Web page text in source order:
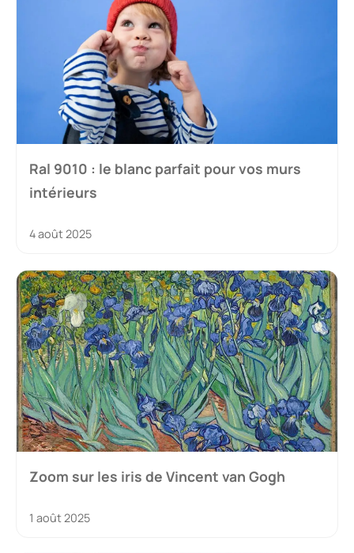
Ral 9010 : le blanc parfait pour vos murs
intérieurs
4 août 2025
Zoom sur les iris de Vincent van Gogh
1 août 2025